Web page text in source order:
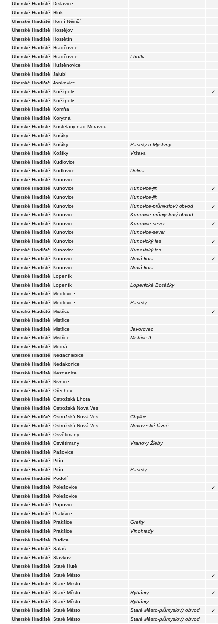
Uherské Hradiště
Drslavice
Uherské Hradiště
Hluk
Uherské Hradiště
Horní Němčí
Uherské Hradiště
Hostějov
Uherské Hradiště
Hostětín
Uherské Hradiště
Hradčovice
Uherské Hradiště
Hradčovice
Lhotka
Uherské Hradiště
Huštěnovice
Uherské Hradiště
Jalubí
Uherské Hradiště
Jankovice
Uherské Hradiště
Kněžpole
✓
Uherské Hradiště
Kněžpole
Uherské Hradiště
Komňa
Uherské Hradiště
Korytná
Uherské Hradiště
Kostelany nad Moravou
Uherské Hradiště
Košíky
Uherské Hradiště
Košíky
Paseky u Myslivny
Uherské Hradiště
Košíky
Vršava
Uherské Hradiště
Kudlovice
Uherské Hradiště
Kudlovice
Dolina
Uherské Hradiště
Kunovice
Uherské Hradiště
Kunovice Kunovice-jih
✓
Uherské Hradiště
Kunovice
Kunovice-jih
Uherské Hradiště
Kunovice Kunovice-průmyslový obvod
✓
Uherské Hradiště
Kunovice
Kunovice-průmyslový obvod
Uherské Hradiště
Kunovice Kunovice-sever
✓
Uherské Hradiště
Kunovice
Kunovice-sever
Uherské Hradiště
Kunovice Kunovický les
✓
Uherské Hradiště
Kunovice
Kunovický les
Uherské Hradiště
Kunovice Nová hora
✓
Uherské Hradiště
Kunovice
Nová hora
Uherské Hradiště
Lopeník
Uherské Hradiště
Lopeník
Lopenické Bošáčky
Uherské Hradiště
Medlovice
Uherské Hradiště
Medlovice
Paseky
Uherské Hradiště
Mistřice
✓
Uherské Hradiště
Mistřice
Uherské Hradiště
Mistřice
Javorovec
Uherské Hradiště
Mistřice
Mistřice II
Uherské Hradiště
Modrá
Uherské Hradiště
Nedachlebice
Uherské Hradiště
Nedakonice
Uherské Hradiště
Nezdenice
Uherské Hradiště
Nivnice
Uherské Hradiště
Ořechov
Uherské Hradiště
Ostrožská Lhota
Uherské Hradiště
Ostrožská Nová Ves
Uherské Hradiště
Ostrožská Nová Ves
Chylice
Uherské Hradiště
Ostrožská Nová Ves
Novoveské lázně
Uherské Hradiště
Osvětimany
Uherské Hradiště
Osvětimany
Vranovy Žleby
Uherské Hradiště
Pašovice
Uherské Hradiště
Pitín
Uherské Hradiště
Pitín
Paseky
Uherské Hradiště
Podolí
Uherské Hradiště
Polešovice
✓
Uherské Hradiště
Polešovice
Uherské Hradiště
Popovice
Uherské Hradiště
Prakšice
Uherské Hradiště
Prakšice
Grefty
Uherské Hradiště
Prakšice
Vinohrady
Uherské Hradiště
Rudice
Uherské Hradiště
Salaš
Uherské Hradiště
Slavkov
Uherské Hradiště
Staré Hutě
Uherské Hradiště
Staré Město
✓
Uherské Hradiště
Staré Město
Uherské Hradiště
Staré Město Rybárny
✓
Uherské Hradiště
Staré Město
Rybárny
Uherské Hradiště
Staré Město Staré Město-průmyslový obvod
✓
Uherské Hradiště
Staré Město
Staré Město-průmyslový obvod